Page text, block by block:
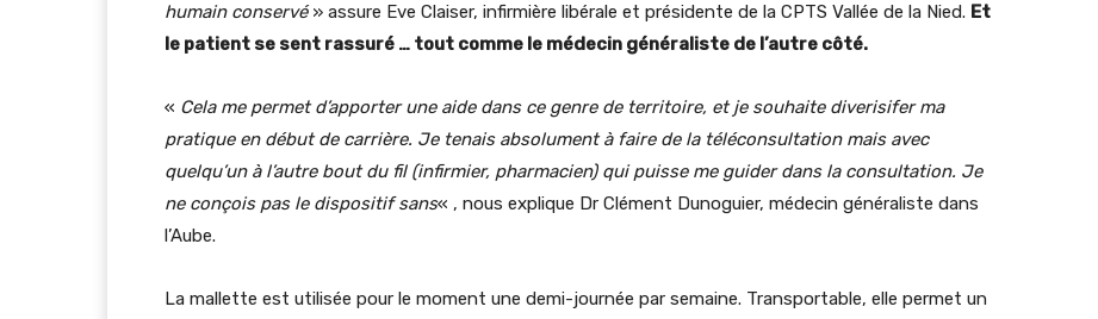
humain conservé» assure Eve Claiser, infirmière libérale et présidente de la CPTS Vallée de la Nied. Et
le patient se sent rassuré … tout comme le médecin généraliste de l’autre côté.
« Cela me permet d’apporter une aide dans ce genre de territoire, et je souhaite diverisifer ma
pratique en début de carrière. Je tenais absolument à faire de la téléconsultation mais avec
quelqu’un à l’autre bout du fil (infirmier, pharmacien) qui puisse me guider dans la consultation. Je
ne conçois pas le dispositif sans« , nous explique Dr Clément Dunoguier, médecin généraliste dans
l’Aube.
La mallette est utilisée pour le moment une demi-journée par semaine. Transportable, elle permet un